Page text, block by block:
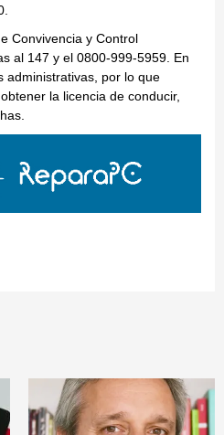
Convivencia y Control
al 147 y el 0800-999-5959. En
administrativas, por lo que
la licencia de conducir,